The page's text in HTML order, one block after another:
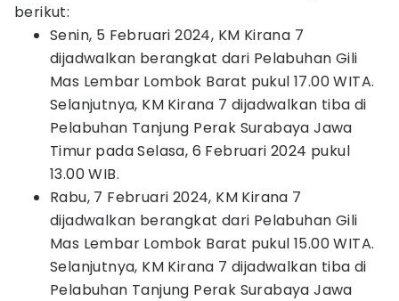
berikut:
Senin, 5 Februari 2024, KM Kirana 7
dijadwalkan berangkat dari Pelabuhan Gili
Mas Lembar Lombok Barat pukul 17.00 WITA.
Selanjutnya, KM Kirana 7 dijadwalkan tiba di
Pelabuhan Tanjung Perak Surabaya Jawa
Timur pada Selasa, 6 Februari 2024 pukul
13.00 WIB.
Rabu, 7 Februari 2024, KM Kirana 7
dijadwalkan berangkat dari Pelabuhan Gili
Mas Lembar Lombok Barat pukul 15.00 WITA.
Selanjutnya, KM Kirana 7 dijadwalkan tiba di
Pelabuhan Tanjung Perak Surabaya Jawa